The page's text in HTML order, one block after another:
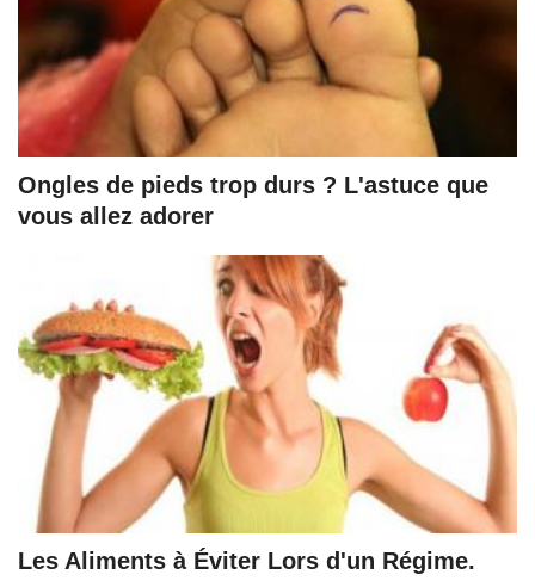
Ongles de pieds trop durs ? L'astuce que
vous allez adorer
Les Aliments à Éviter Lors d'un Régime.